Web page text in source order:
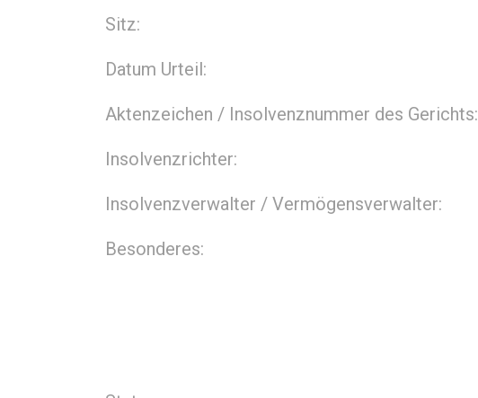
Sitz:
Datum Urteil:
Aktenzeichen / Insolvenznummer des Gerichts:
Insolvenzrichter:
Insolvenzverwalter / Vermögensverwalter:
Besonderes: